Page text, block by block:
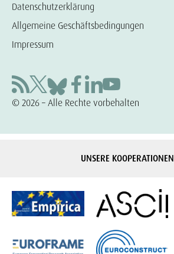
Datenschutzerklärung
Allgemeine Geschäftsbedingungen
Impressum
© 2026 – Alle Rechte vorbehalten
UNSERE KOOPERATIONEN